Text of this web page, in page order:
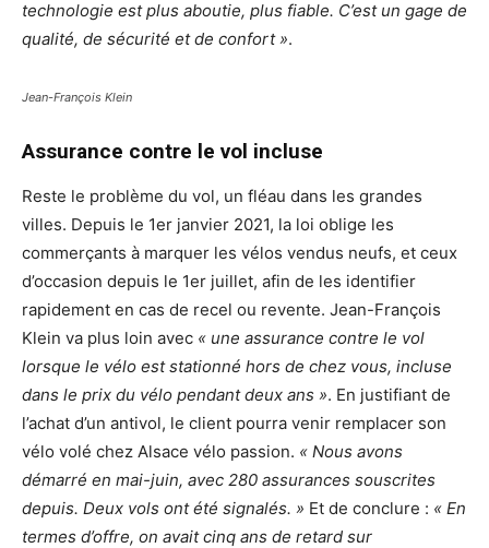
technologie est plus aboutie, plus fiable. C’est un gage de
qualité, de sécurité et de confort ».
Jean-François Klein
Assurance contre le vol incluse
Reste le problème du vol, un fléau dans les grandes
villes. Depuis le 1er janvier 2021, la loi oblige les
commerçants à marquer les vélos vendus neufs, et ceux
d’occasion depuis le 1er juillet, afin de les identifier
rapidement en cas de recel ou revente. Jean-François
Klein va plus loin avec « une assurance contre le vol
lorsque le vélo est stationné hors de chez vous, incluse
dans le prix du vélo pendant deux ans ». En justifiant de
l’achat d’un antivol, le client pourra venir remplacer son
vélo volé chez Alsace vélo passion. « Nous avons
démarré en mai-juin, avec 280 assurances souscrites
depuis. Deux vols ont été signalés. » Et de conclure : « En
termes d’offre, on avait cinq ans de retard sur